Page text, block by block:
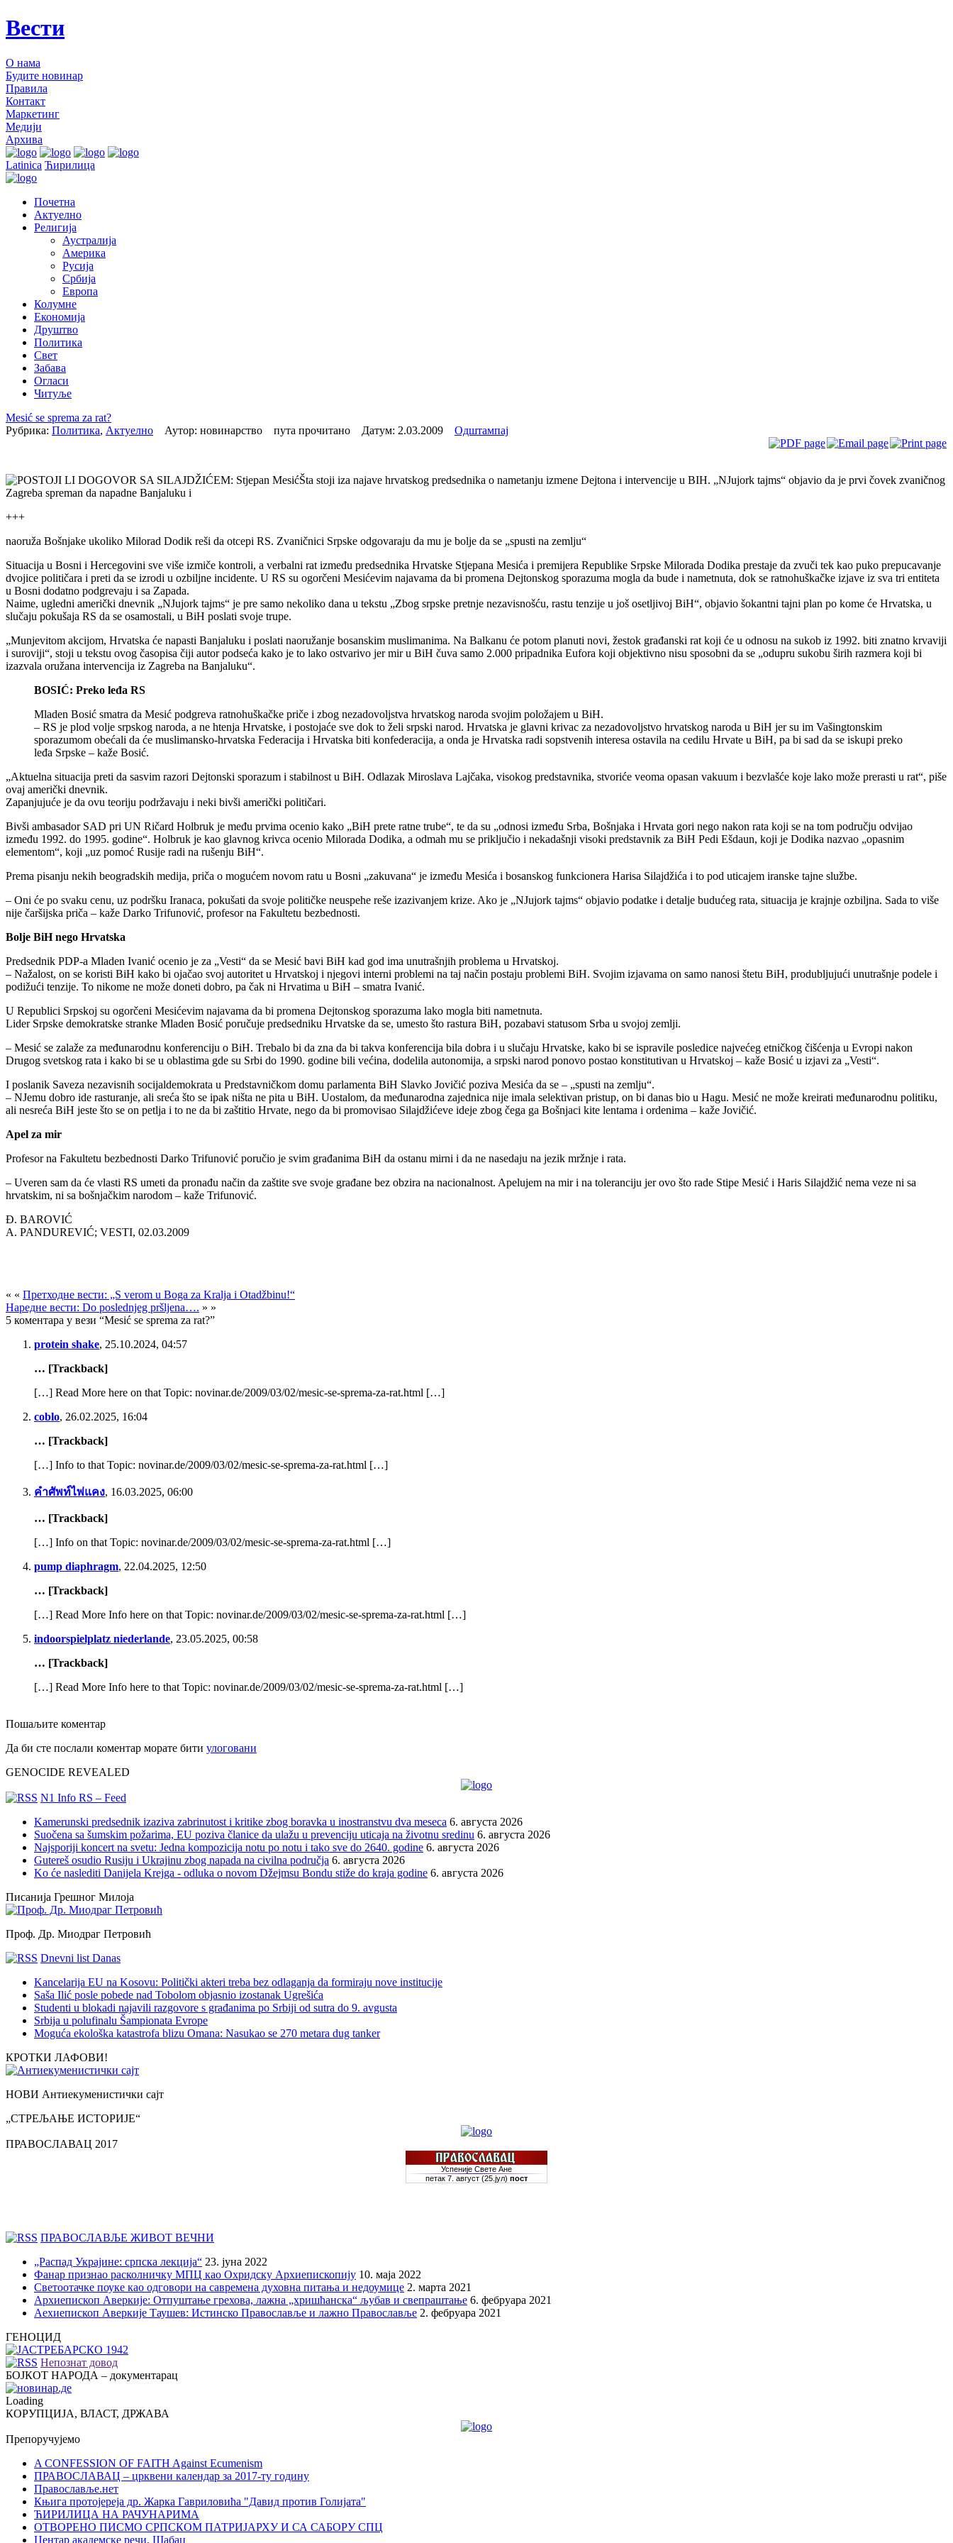
Вести
О нама
Будите новинар
Правила
Контакт
Маркетинг
Медији
Архива
Latinica Ћирилица
Почетна
Актуелно
Религија
Аустралија
Америка
Русија
Србија
Европа
Колумне
Економија
Друштво
Политика
Свет
Забава
Огласи
Читуље
Mesić se sprema za rat?
Рубрика: Политика, Актуелно Аутор: новинарство пута прочитано Датум: 2.03.2009 Одштампај
Šta stoji iza najave hrvatskog predsednika o nametanju izmene Dejtona i intervencije u BIH. „NJujork tajms“ objavio da je prvi čovek zvaničnog
Zagreba spreman da napadne Banjaluku i
+++
naoruža Bošnjake ukoliko Milorad Dodik reši da otcepi RS. Zvaničnici Srpske odgovaraju da mu je bolje da se „spusti na zemlju“
Situacija u Bosni i Hercegovini sve više izmiče kontroli, a verbalni rat između predsednika Hrvatske Stjepana Mesića i premijera Republike Srpske Milorada Dodika prestaje da zvuči tek kao puko prepucavanje
dvojice političara i preti da se izrodi u ozbiljne incidente. U RS su ogorčeni Mesićevim najavama da bi promena Dejtonskog sporazuma mogla da bude i nametnuta, dok se ratnohuškačke izjave iz sva tri entiteta
u Bosni dodatno podgrevaju i sa Zapada.
Naime, ugledni američki dnevnik „NJujork tajms“ je pre samo nekoliko dana u tekstu „Zbog srpske pretnje nezavisnošću, rastu tenzije u još osetljivoj BiH“, objavio šokantni tajni plan po kome će Hrvatska, u
slučaju pokušaja RS da se osamostali, u BiH poslati svoje trupe.
„Munjevitom akcijom, Hrvatska će napasti Banjaluku i poslati naoružanje bosanskim muslimanima. Na Balkanu će potom planuti novi, žestok građanski rat koji će u odnosu na sukob iz 1992. biti znatno krvaviji
i suroviji“, stoji u tekstu ovog časopisa čiji autor podseća kako je to lako ostvarivo jer mir u BiH čuva samo 2.000 pripadnika Eufora koji objektivno nisu sposobni da se „odupru sukobu širih razmera koji bi
izazvala oružana intervencija iz Zagreba na Banjaluku“.
BOSIĆ: Preko leđa RS
Mladen Bosić smatra da Mesić podgreva ratnohuškačke priče i zbog nezadovoljstva hrvatskog naroda svojim položajem u BiH.
– RS je plod volje srpskog naroda, a ne htenja Hrvatske, i postojaće sve dok to želi srpski narod. Hrvatska je glavni krivac za nezadovoljstvo hrvatskog naroda u BiH jer su im Vašingtonskim
sporazumom obećali da će muslimansko-hrvatska Federacija i Hrvatska biti konfederacija, a onda je Hrvatska radi sopstvenih interesa ostavila na cedilu Hrvate u BiH, pa bi sad da se iskupi preko
leđa Srpske – kaže Bosić.
„Aktuelna situacija preti da sasvim razori Dejtonski sporazum i stabilnost u BiH. Odlazak Miroslava Lajčaka, visokog predstavnika, stvoriće veoma opasan vakuum i bezvlašće koje lako može prerasti u rat“, piše
ovaj američki dnevnik.
Zapanjujuće je da ovu teoriju podržavaju i neki bivši američki političari.
Bivši ambasador SAD pri UN Ričard Holbruk je među prvima ocenio kako „BiH prete ratne trube“, te da su „odnosi između Srba, Bošnjaka i Hrvata gori nego nakon rata koji se na tom području odvijao
između 1992. do 1995. godine“. Holbruk je kao glavnog krivca ocenio Milorada Dodika, a odmah mu se priključio i nekadašnji visoki predstavnik za BiH Pedi Ešdaun, koji je Dodika nazvao „opasnim
elementom“, koji „uz pomoć Rusije radi na rušenju BiH“.
Prema pisanju nekih beogradskih medija, priča o mogućem novom ratu u Bosni „zakuvana“ je između Mesića i bosanskog funkcionera Harisa Silajdžića i to pod uticajem iranske tajne službe.
– Oni će po svaku cenu, uz podršku Iranaca, pokušati da svoje političke neuspehe reše izazivanjem krize. Ako je „NJujork tajms“ objavio podatke i detalje budućeg rata, situacija je krajnje ozbiljna. Sada to više
nije čaršijska priča – kaže Darko Trifunović, profesor na Fakultetu bezbednosti.
Bolje BiH nego Hrvatska
Predsednik PDP-a Mladen Ivanić ocenio je za „Vesti“ da se Mesić bavi BiH kad god ima unutrašnjih problema u Hrvatskoj.
– Nažalost, on se koristi BiH kako bi ojačao svoj autoritet u Hrvatskoj i njegovi interni problemi na taj način postaju problemi BiH. Svojim izjavama on samo nanosi štetu BiH, produbljujući unutrašnje podele i
podižući tenzije. To nikome ne može doneti dobro, pa čak ni Hrvatima u BiH – smatra Ivanić.
U Republici Srpskoj su ogorčeni Mesićevim najavama da bi promena Dejtonskog sporazuma lako mogla biti nametnuta.
Lider Srpske demokratske stranke Mladen Bosić poručuje predsedniku Hrvatske da se, umesto što rastura BiH, pozabavi statusom Srba u svojoj zemlji.
– Mesić se zalaže za međunarodnu konferenciju o BiH. Trebalo bi da zna da bi takva konferencija bila dobra i u slučaju Hrvatske, kako bi se ispravile posledice najvećeg etničkog čišćenja u Evropi nakon
Drugog svetskog rata i kako bi se u oblastima gde su Srbi do 1990. godine bili većina, dodelila autonomija, a srpski narod ponovo postao konstitutivan u Hrvatskoj – kaže Bosić u izjavi za „Vesti“.
I poslanik Saveza nezavisnih socijaldemokrata u Predstavničkom domu parlamenta BiH Slavko Jovičić poziva Mesića da se – „spusti na zemlju“.
– NJemu dobro ide rasturanje, ali sreća što se ipak ništa ne pita u BiH. Uostalom, da međunarodna zajednica nije imala selektivan pristup, on bi danas bio u Hagu. Mesić ne može kreirati međunarodnu politiku,
ali nesreća BiH jeste što se on petlja i to ne da bi zaštitio Hrvate, nego da bi promovisao Silajdžićeve ideje zbog čega ga Bošnjaci kite lentama i ordenima – kaže Jovičić.
Apel za mir
Profesor na Fakultetu bezbednosti Darko Trifunović poručio je svim građanima BiH da ostanu mirni i da ne nasedaju na jezik mržnje i rata.
– Uveren sam da će vlasti RS umeti da pronađu način da zaštite sve svoje građane bez obzira na nacionalnost. Apelujem na mir i na toleranciju jer ovo što rade Stipe Mesić i Haris Silajdžić nema veze ni sa
hrvatskim, ni sa bošnjačkim narodom – kaže Trifunović.
Đ. BAROVIĆ
A. PANDUREVIĆ; VESTI, 02.03.2009
« « Претходне вести: „S verom u Boga za Kralja i Otadžbinu!“
Наредне вести: Do poslednjeg pršljena…. » »
5 коментара у вези “Mesić se sprema za rat?”
protein shake, 25.10.2024, 04:57
… [Trackback]
[…] Read More here on that Topic: novinar.de/2009/03/02/mesic-se-sprema-za-rat.html […]
coblo, 26.02.2025, 16:04
… [Trackback]
[…] Info to that Topic: novinar.de/2009/03/02/mesic-se-sprema-za-rat.html […]
คำศัพท์ไพ่แคง, 16.03.2025, 06:00
… [Trackback]
[…] Info on that Topic: novinar.de/2009/03/02/mesic-se-sprema-za-rat.html […]
pump diaphragm, 22.04.2025, 12:50
… [Trackback]
[…] Read More Info here on that Topic: novinar.de/2009/03/02/mesic-se-sprema-za-rat.html […]
indoorspielplatz niederlande, 23.05.2025, 00:58
… [Trackback]
[…] Read More Info here to that Topic: novinar.de/2009/03/02/mesic-se-sprema-za-rat.html […]
Пошаљите коментар
Да би сте послали коментар морате бити улоговани
GENOCIDE REVEALED
N1 Info RS – Feed
Kamerunski predsednik izaziva zabrinutost i kritike zbog boravka u inostranstvu dva meseca 6. августа 2026
Suočena sa šumskim požarima, EU poziva članice da ulažu u prevenciju uticaja na životnu sredinu 6. августа 2026
Najsporiji koncert na svetu: Jedna kompozicija notu po notu i tako sve do 2640. godine 6. августа 2026
Gutereš osudio Rusiju i Ukrajinu zbog napada na civilna područja 6. августа 2026
Ko će naslediti Danijela Krejga - odluka o novom Džejmsu Bondu stiže do kraja godine 6. августа 2026
Писанија Грешног Милоја
Проф. Др. Миодраг Петровић
Dnevni list Danas
Kancelarija EU na Kosovu: Politički akteri treba bez odlaganja da formiraju nove institucije
Saša Ilić posle pobede nad Tobolom objasnio izostanak Ugrešića
Studenti u blokadi najavili razgovore s građanima po Srbiji od sutra do 9. avgusta
Srbija u polufinalu Šampionata Evrope
Moguća ekološka katastrofa blizu Omana: Nasukao se 270 metara dug tanker
КРОТКИ ЛАФОВИ!
НОВИ Антиекуменистички сајт
„СТРЕЉАЊЕ ИСТОРИЈЕ“
ПРАВОСЛАВАЦ 2017
ПРАВОСЛАВЉЕ ЖИВОТ ВЕЧНИ
„Распад Украјине: српска лекција“ 23. јуна 2022
Фанар признао расколничку МПЦ као Охридску Архиепископију 10. маја 2022
Светоотачке поуке као одговори на савремена духовна питања и недоумице 2. марта 2021
Архиепископ Аверкије: Отпуштање грехова, лажна „хришћанска“ љубав и свепраштање 6. фебруара 2021
Аехиепископ Аверкије Таушев: Истинско Православље и лажно Православље 2. фебруара 2021
ГЕНОЦИД
Непознат довод
БОЈКОТ НАРОДА – документарац
Loading
КОРУПЦИЈА, ВЛАСТ, ДРЖАВА
Препоручујемо
A CONFESSION OF FAITH Against Ecumenism
ПРАВОСЛАВАЦ – црквени календар за 2017-ту годину
Православље.нет
Књига протојереја др. Жарка Гавриловића "Давид против Голијата"
ЋИРИЛИЦА НА РАЧУНАРИМА
ОТВОРЕНО ПИСМО СРПСКОМ ПАТРИЈАРХУ И СА САБОРУ СПЦ
Центар академске речи, Шабац